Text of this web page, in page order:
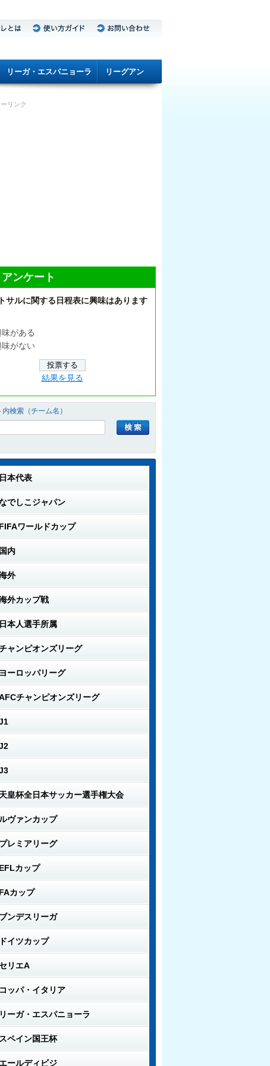
リーガ・エスパニョーラ リーグアン
リンク
アンケート
サルに関する日程表に興味はあります
味がある
味がない
結果を見る
検索（チーム名）
日本代表
でしこジャパン
FIFAワールドカップ
国内
外
外カップ戦
日本人選手所属
ャンピオンズリーグ
ヨーロッパリーグ
チャンピオンズリーグ
天皇杯全日本サッカー選手権大会
ルヴァンカップ
プレミアリーグ
EFLカップ
FAカップ
ブンデスリーガ
ドイツカップ
リエA
コッパ・イタリア
リーガ・エスパニョーラ
スペイン国王杯
エールディビジ